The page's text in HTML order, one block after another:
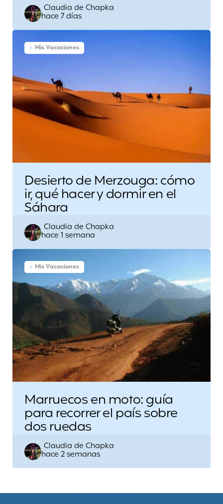
Escrito
por
Claudia de Chapka
hace 7 días
Mis Vacaciones
Desierto de Merzouga: cómo
ir, qué hacer y dormir en el
Sáhara
Escrito
por
Claudia de Chapka
hace 1 semana
Mis Vacaciones
Marruecos en moto: guía
para recorrer el país sobre
dos ruedas
Escrito
por
Claudia de Chapka
hace 2 semanas